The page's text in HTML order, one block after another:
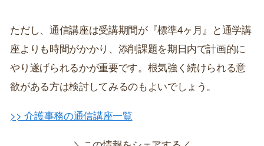
ただし、通信講座は受講期間が『標準4ヶ月』と通学講
座よりも時間がかかり、添削課題を期日内で計画的に
やり遂げられるかが重要です。根気強く続けられる意
欲がある方は検討してみるのもよいでしょう。
>> 介護事務の通信講座一覧